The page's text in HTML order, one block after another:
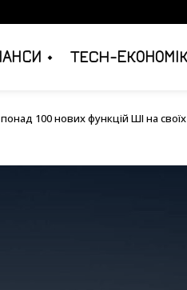
TECH-
понад 100 нових функцій ШІ на
понад 100 нових функцій ШІ на